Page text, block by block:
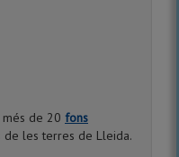
de 20 fons
les terres de Lleida.